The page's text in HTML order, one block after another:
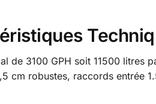
de 3100 GPH soit 11500 litres
cm robustes, raccords entrée